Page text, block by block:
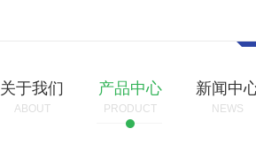
关于我们
ABOUT
产品中心
PRODUCT
新闻中
NEWS